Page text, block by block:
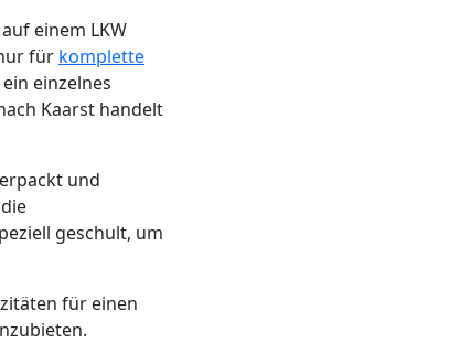
einem LKW
für komplette
einzelnes
Kaarst handelt
und
geschult, um
für einen